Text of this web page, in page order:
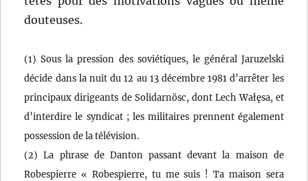
douteuses.
(1) Sous la pression des soviétiques, le général Jaruzelski
décide dans la nuit du 12 au 13 décembre 1981 d’arrêter les
principaux dirigeants de Solidarnösc, dont Lech Wałęsa, et
d’interdire le syndicat ; les militaires prennent également
possession de la télévision.
(2) La phrase de Danton passant devant la maison de
Robespierre « Robespierre, tu me suis ! Ta maison sera